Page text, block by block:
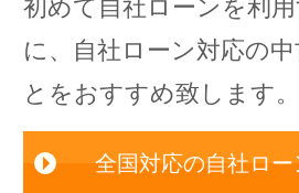
初めて自社ローンを利
に、自社ローン対応の
とをおすすめ致します。
全国対応の自社ロ